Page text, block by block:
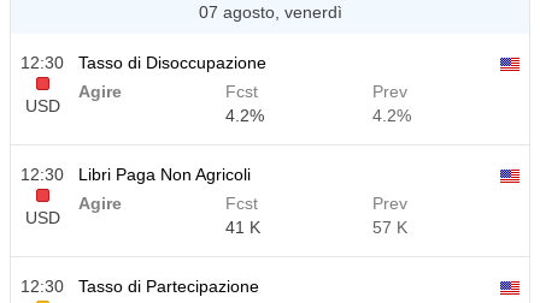
07 agosto, venerdì
12:30
USD
Tasso di Disoccupazione
Agire
Fcst
4.2%
Prev
4.2%
12:30
USD
Libri Paga Non Agricoli
Agire
Fcst
41 K
Prev
57 K
12:30
Tasso di Partecipazione